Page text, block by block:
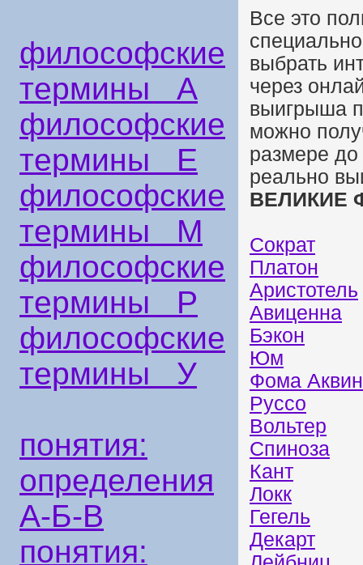
философские
термины А
философские
термины Е
философские
термины М
философские
термины Р
философские
термины У
понятия:
определения
А-Б-В
понятия:
Все это
выбрать
через
выигрыша
можно
размере
реально
ВЕЛИКИЕ
Сократ
Платон
Аристотель
Авиценна
Бэкон
Юм
Фома
Руссо
Вольтер
Спиноза
Кант
Локк
Гегель
Декарт